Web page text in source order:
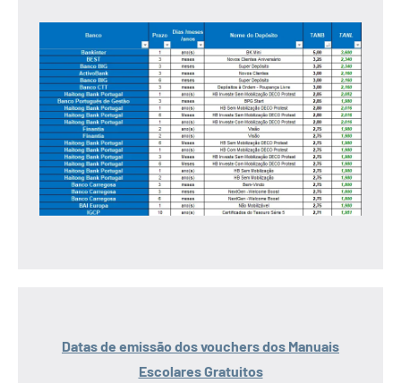
Datas de emissão dos vouchers dos Manuais
Escolares Gratuitos